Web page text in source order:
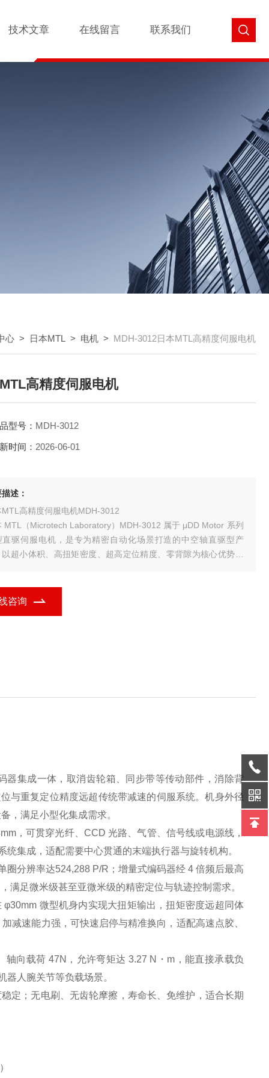
技术文章 在线留言 联系我们
心 > 日本MTL > 电机 > MDH-3012日本MTL高精度伺服电机
高精度伺服电机
型号： MDH-3012
时间： 2026-06-01
述：
高精度伺服电机MDH-3012
MTL（Microtech Laboratory）MDH-3012 属于 μDD Motor 系列
直驱伺服电机，是专为精密自动化场景打造的中空轴直驱型产
超小体积、高扭矩密度、超高定位精度、零背隙为核心优势，
咨询
器集成一体，取消齿轮箱、同步带等传动部件，消除背
与重复定位精度远超传统带减速的伺服系统。机身外径
，满足小型化集成需求。
，可贯穿光纤、CCD 光路、气管、信号线或电源线，
集成，适配需要中心贯通的末端执行器与旋转机构。
分辨率达524,288 P/R；增量式编码器经 4 倍频后最高
满足微米级甚至亚微米级的精密定位与轨迹控制需求。
微型机身内实现大扭矩输出，扭矩密度远超同体
减速能力强，可快速启停与精准换向，适配高速点胶、
向载荷 47N，允许弯矩达 3.27 N・m，能直接承载负
人腕关节等负载场景。
定；无电刷、无齿轮摩擦，寿命长、免维护，适合长期